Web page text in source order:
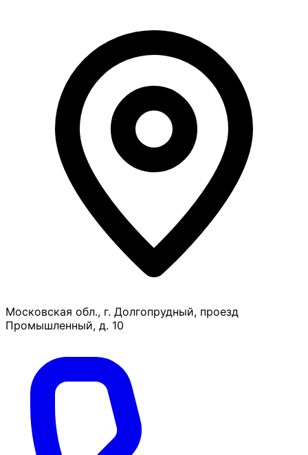
Московская обл., г. Долгопрудный, проезд
Промышленный, д. 10